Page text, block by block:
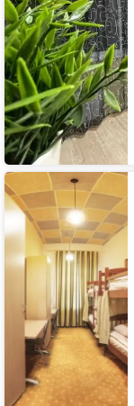
Хостел
Comfort
park